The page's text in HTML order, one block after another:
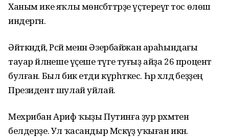
Ханым ике яҡлы мөнәсәбәттәрҙе үҫтереүгә тос өлөш
индергән.
Әйткәндәй, Рәсәй менән Әзербайжан араһындағы
тауар әйләнеше үҫеше тәүге туғыҙ айҙа 26 процент
булған. Был бик етди күрһәткес. Һәр хәлдә беҙҙең
Президент шулай уйлай.
Мехрибан Ариф ҡыҙы Путинға ҙур рәхмәтен
белдерҙе. Ул ҡасандыр Мәскәүҙә уҡыған икән.